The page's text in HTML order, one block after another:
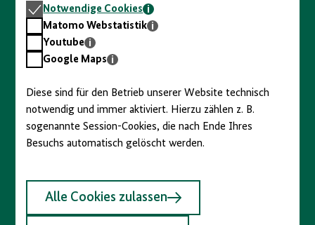
Notwendige
Cookies
Notwendige Cookies
Matomo
Webstatistik
Matomo Webstatistik
Youtube
Youtube
GoogleGoogle Maps
Diese sind für den Betrieb unserer Website technisch
notwendig und immer aktiviert. Hierzu zählen z. B.
sogenannte Session-Cookies, die nach Ende Ihres
Besuchs automatisch gelöscht werden.
Alle Cookies zulassen